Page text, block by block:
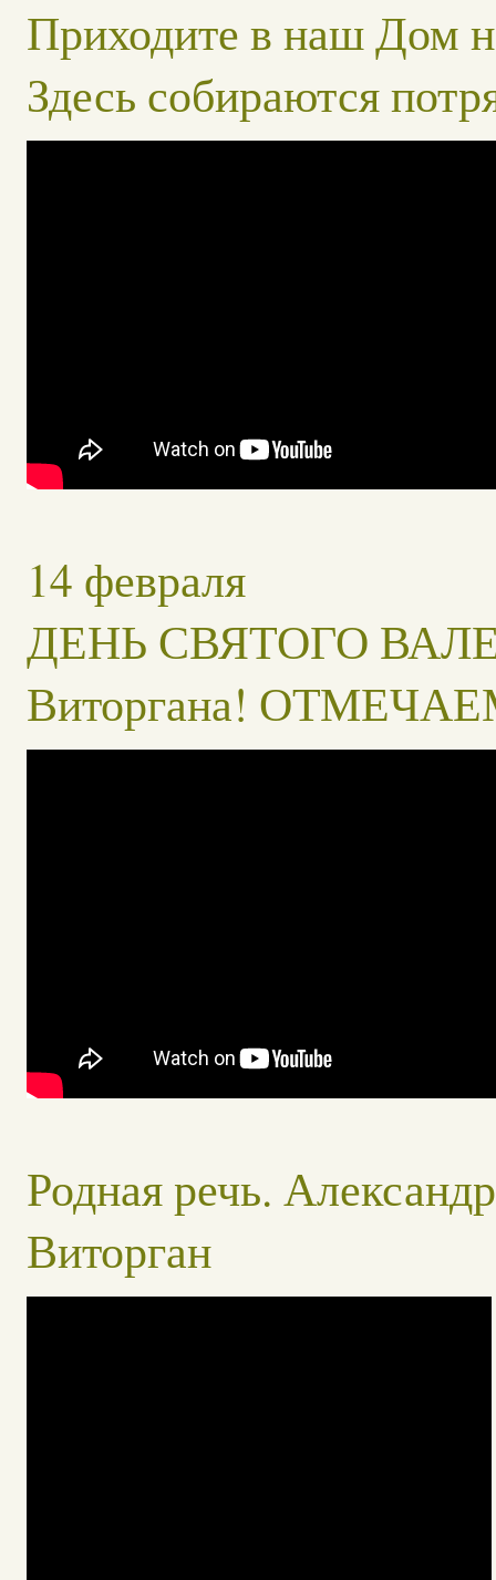
Приходите в наш Дом
Здесь собираются
14 февраля
ДЕНЬ СВЯТОГО
Виторгана!
Родная речь.
Виторган